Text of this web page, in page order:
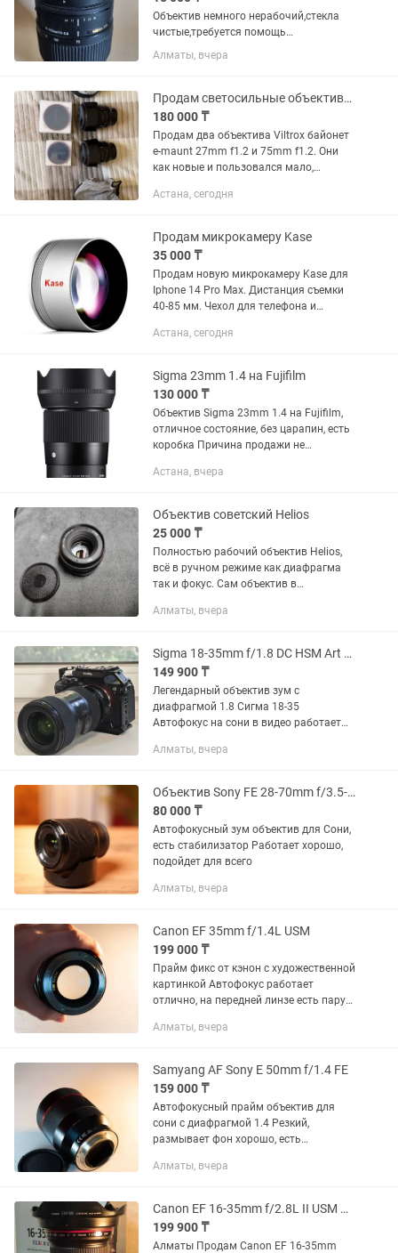
Объектив немного нерабочий,стекла
чистые,требуется помощь
мастера,снимать в принципе можно в
ручной фокусировке
Алматы, вчера
Продам светосильные объективы Viltrox
180 000 ₸
Продам два объектива Viltrox байонет
e-maunt 27mm f1.2 и 75mm f1.2. Они
как новые и пользовался мало,
объектив 180к, если оба заберете, то
Астана, сегодня
Продам микрокамеру Kase
35 000 ₸
Продам новую микрокамеру Kase для
Iphone 14 Pro Max. Дистанция съемки
40-85 мм. Чехол для телефона и
Астана, сегодня
Sigma 23mm 1.4 на Fujifilm
130 000 ₸
Объектив Sigma 23mm 1.4 на Fujifilm,
отличное состояние, без царапин, есть
коробка Причина продажи не
Астана, вчера
Объектив советский Helios
25 000 ₸
Полностью рабочий объектив Helios,
всё в ручном режиме как диафрагма
так и фокус. Сам объектив в
без царапин. Стоимость 20000 тенге,
Алматы, вчера
Sigma 18-35mm f/1.8 DC HSM Art для Sony
149 900 ₸
Легендарный объектив зум с
диафрагмой 1.8 Сигма 18-35
Автофокус на сони в видео работает
переходником - 240к
Алматы, вчера
Объектив Sony FE 28-70mm f/3.5-5.6 OSS
80 000 ₸
Автофокусный зум объектив для Сони,
есть стабилизатор Работает хорошо,
подойдет для всего
Алматы, вчера
Canon EF 35mm f/1.4L USM
199 000 ₸
Прайм фикс от кэнон с художественной
картинкой Автофокус работает
отлично, на передней линзе есть пару
картинку
Алматы, вчера
Samyang AF Sony E 50mm f/1.4 FE
159 000 ₸
Автофокусный прайм объектив для
сони с диафрагмой 1.4 Резкий,
размывает фон хорошо, есть
работу Так же есть другие объективы,
Алматы, вчера
Canon EF 16-35mm f/2.8L II USM Идеал
199 900 ₸
Алматы Продам Canon EF 16-35mm